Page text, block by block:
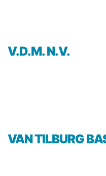
V.D.M. N.V.
VAN TILBURG